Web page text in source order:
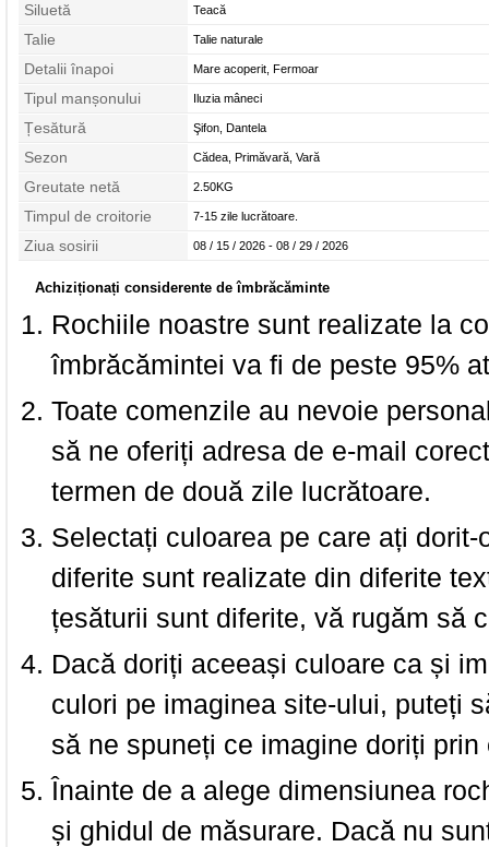
Siluetă Teacă
Talie Talie naturale
Detalii înapoi Mare acoperit, Fermoar
Tipul manșonului Iluzia mâneci
Țesătură Şifon, Dantela
Sezon Cădea, Primăvară, Vară
Greutate netă 2.50KG
Timpul de croitorie 7-15 zile lucrătoare.
Ziua sosirii 08 / 15 / 2026 - 08 / 29 / 2026
Achiziționați considerente de îmbrăcăminte
Rochiile noastre sunt realizate la
îmbrăcămintei va fi de peste 95%
Toate comenzile au nevoie
să ne oferiți adresa de e-mail
termen de două zile lucrătoare.
Selectați culoarea pe care ați
diferite sunt realizate din diferite
țesăturii sunt diferite, vă rugăm să
Dacă doriți aceeași culoare ca și
culori pe imaginea site-ului, puteți
să ne spuneți ce imagine doriți prin
Înainte de a alege dimensiunea
și ghidul de măsurare. Dacă nu